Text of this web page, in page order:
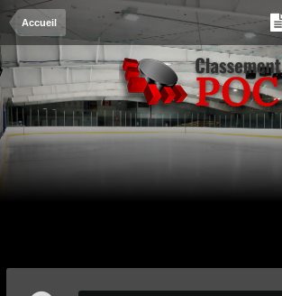
Accueil